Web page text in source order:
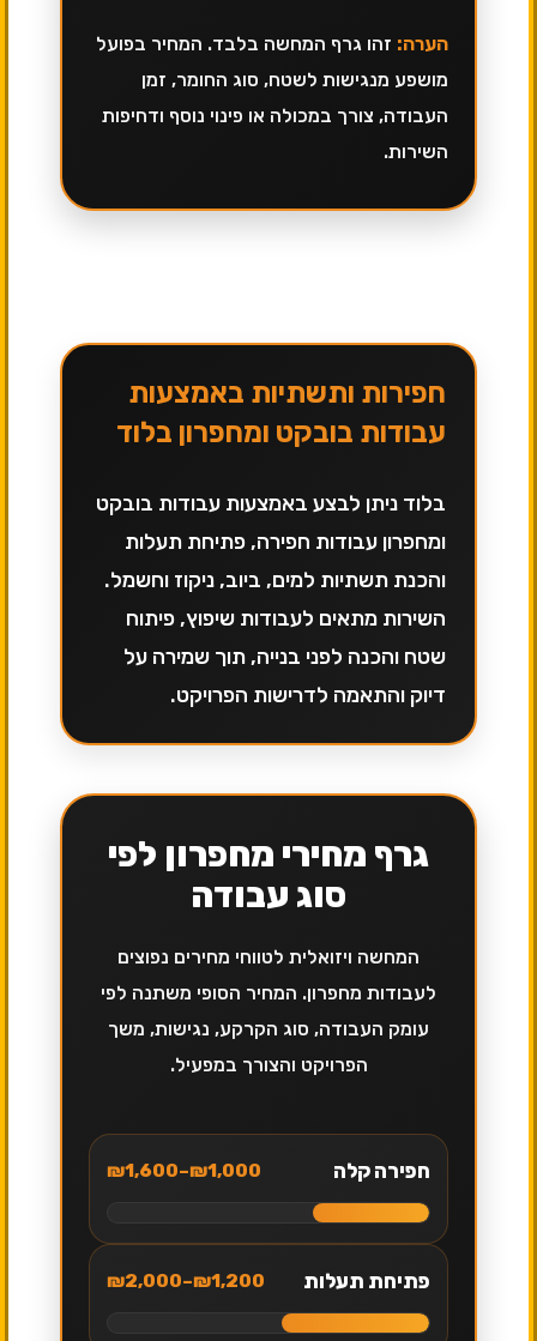
הערה: זהו גרף המחשה בלבד. המחיר בפועל
מושפע מנגישות לשטח, סוג החומר, זמן
העבודה, צורך במכולה או פינוי נוסף ודחיפות
השירות.
חפירות ותשתיות באמצעות
עבודות בובקט ומחפרון בלוד
בלוד ניתן לבצע באמצעות עבודות בובקט
ומחפרון עבודות חפירה, פתיחת תעלות
והכנת תשתיות למים, ביוב, ניקוז וחשמל.
השירות מתאים לעבודות שיפוץ, פיתוח
שטח והכנה לפני בנייה, תוך שמירה על
דיוק והתאמה לדרישות הפרויקט.
גרף מחירי מחפרון לפי
סוג עבודה
המחשה ויזואלית לטווחי מחירים נפוצים
לעבודות מחפרון. המחיר הסופי משתנה לפי
עומק העבודה, סוג הקרקע, נגישות, משך
הפרויקט והצורך במפעיל.
חפירה קלה ₪1,000–₪1,600
פתיחת תעלות ₪1,200–₪2,000